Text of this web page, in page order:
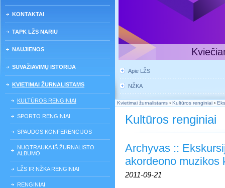
KONTAKTAI
TAPK LŽS NARIU
NAUJIENOS
SUVAŽIAVIMŲ ISTORIJA
KVIETIMAI ŽURNALISTAMS
KULTŪROS RENGINIAI
SPORTO RENGINIAI
SPAUDOS KONFERENCIJOS
NUOTRAUKA IŠ ŽURNALISTO
ALBUMO
LŽS IR NŽKA RENGINIAI
RENGINIAI
Apie LŽS
NŽKA
Kvietimai žurnalistams › Kultūros renginiai ›
Kultūros renginiai
Archyvas ::
akordeono muzikos
2011-09-21